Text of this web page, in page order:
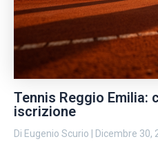
Tennis Reggio Emilia:
iscrizione
Di Eugenio Scurio Dicembre 30,